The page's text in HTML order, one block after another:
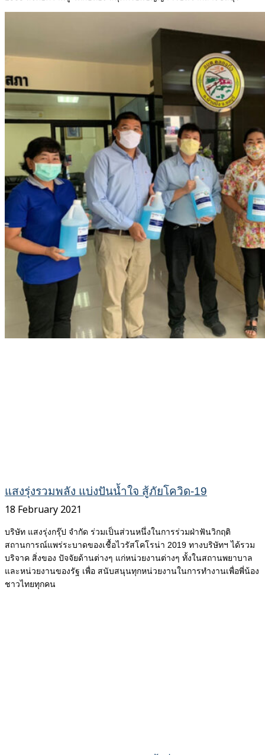
แสงรุ่งรวมพลัง แบ่งปันน้ำใจ สู้ภัยโควิด-19
18 February 2021
บริษัท แสงรุ่งกรุ๊ป จำกัด ร่วมเป็นส่วนหนึ่งในการร่วมฝ่าฟันวิกฤติ
สถานการณ์แพร่ระบาดของเชื้อไวรัสโคโรน่า 2019 ทางบริษัทฯ ได้รวม
บริจาค สิ่งของ ปัจจัยด้านต่างๆ แก่หน่วยงานต่างๆ ทั้งในสถานพยาบาล
และหน่วยงานของรัฐ เพื่อ สนับสนุนทุกหน่วยงานในการทำงานเพื่อพี่น้อง
ชาวไทยทุกคน